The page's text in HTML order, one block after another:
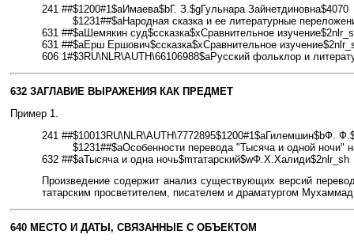
241 ##$1200#1$aИмаева$bГ. З.$gГульнара Зайнетдиновна$4070
$1231##$aНародная сказка и ее литературные
631 ##$aШемякин суд$cсказка$xСравнительное
631 ##$aЕрш Ершович$cсказка$xСравнительное
606 1#$3RU\NLR\AUTH\66106988$aРусский фольклор и
632 ЗАГЛАВИЕ ВЫРАЖЕНИЯ КАК ПРЕДМЕТ
Пример 1.
241 ##$10013RU\NLR\AUTH\7772895$1200#1$aГилемшин$bФ.
$1231##$aОсобенности перевода "Тысяча и одной ночи"
632 ##$aТысяча и одна ночь$mтатарский$wФ.Х.Халиди$2nlr_sh
Произведение содержит анализ существующих версий
татарским просветителем, писателем и драматургом
640 МЕСТО И ДАТЫ, СВЯЗАННЫЕ С ОБЪЕКТОМ